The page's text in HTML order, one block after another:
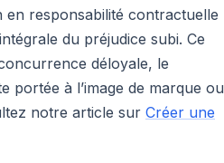
en responsabilité contractuelle
du préjudice subi. Ce
déloyale, le
portée à l’image de marque ou
notre article sur Créer une